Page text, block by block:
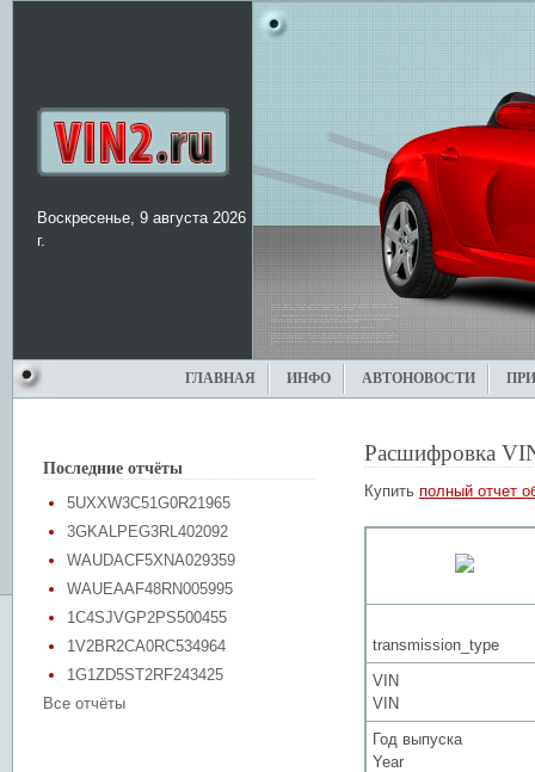
Воскресенье, 9 августа 2026
г.
ГЛАВНАЯ ИНФО АВТОНОВОСТИ
Последние отчёты
5UXXW3C51G0R21965
3GKALPEG3RL402092
WAUDACF5XNA029359
WAUEAAF48RN005995
1C4SJVGP2PS500455
1V2BR2CA0RC534964
1G1ZD5ST2RF243425
Все отчёты
Расшифровка
Купить полный отчет
transmission_type
VIN
VIN
Год выпуска
Year